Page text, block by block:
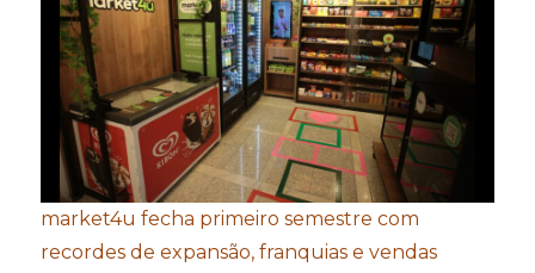
market4u fecha primeiro semestre com
recordes de expansão, franquias e vendas